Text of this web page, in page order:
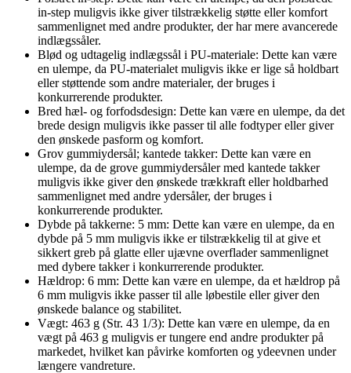
in-step muligvis ikke giver tilstrækkelig støtte eller komfort
sammenlignet med andre produkter, der har mere avancerede
indlægssåler.
Blød og udtagelig indlægssål i PU-materiale: Dette kan være
en ulempe, da PU-materialet muligvis ikke er lige så holdbart
eller støttende som andre materialer, der bruges i
konkurrerende produkter.
Bred hæl- og forfodsdesign: Dette kan være en ulempe, da det
brede design muligvis ikke passer til alle fodtyper eller giver
den ønskede pasform og komfort.
Grov gummiydersål; kantede takker: Dette kan være en
ulempe, da de grove gummiydersåler med kantede takker
muligvis ikke giver den ønskede trækkraft eller holdbarhed
sammenlignet med andre ydersåler, der bruges i
konkurrerende produkter.
Dybde på takkerne: 5 mm: Dette kan være en ulempe, da en
dybde på 5 mm muligvis ikke er tilstrækkelig til at give et
sikkert greb på glatte eller ujævne overflader sammenlignet
med dybere takker i konkurrerende produkter.
Hældrop: 6 mm: Dette kan være en ulempe, da et hældrop på
6 mm muligvis ikke passer til alle løbestile eller giver den
ønskede balance og stabilitet.
Vægt: 463 g (Str. 43 1/3): Dette kan være en ulempe, da en
vægt på 463 g muligvis er tungere end andre produkter på
markedet, hvilket kan påvirke komforten og ydeevnen under
længere vandreture.